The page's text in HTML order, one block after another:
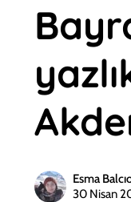
Esma
30 Nisan